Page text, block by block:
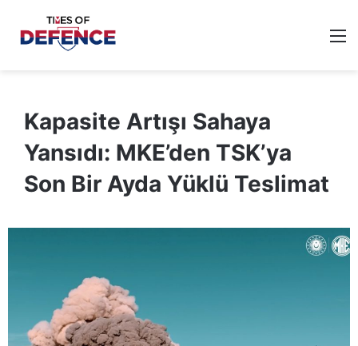
Kapasite Artışı Sahaya
Yansıdı: MKE’den TSK’ya
Son Bir Ayda Yüklü Teslimat